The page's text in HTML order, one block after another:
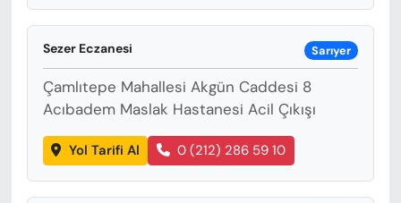
Sezer Eczanesi Sarıyer
Çamlıtepe Mahallesi Akgün Caddesi 8
Acıbadem Maslak Hastanesi Acil Çıkışı
Yol Tarifi Al 0 (212) 286 59 10
VAN VE DİYARBAKIR HABERLERİ